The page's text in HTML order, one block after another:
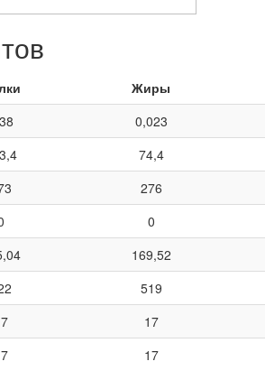
Жиры
0,023
74,4
276
0
169,52
519
17
17